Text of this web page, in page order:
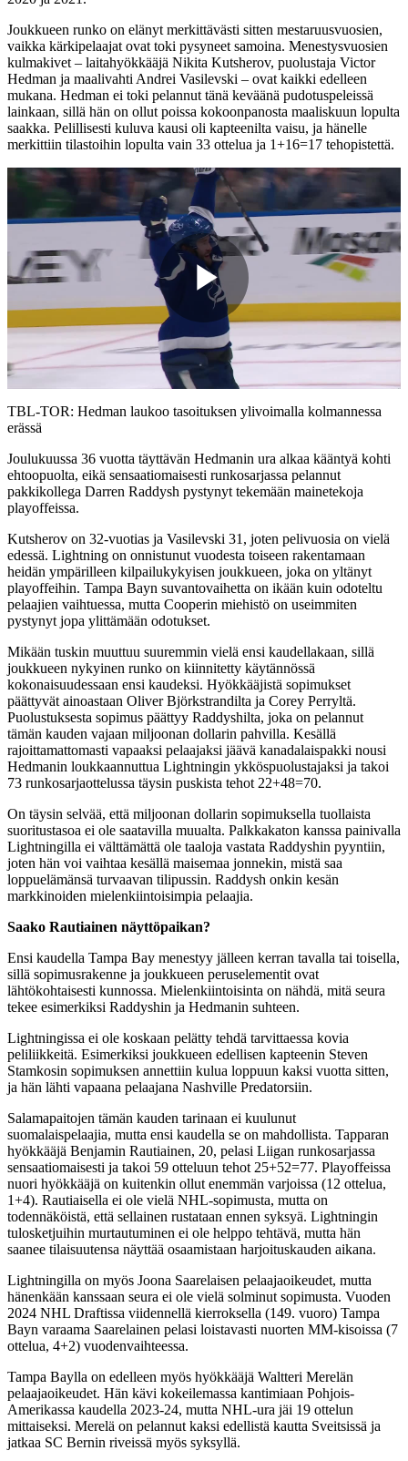
Joukkueen runko on elänyt merkittävästi sitten mestaruusvuosien,
vaikka kärkipelaajat ovat toki pysyneet samoina. Menestysvuosien
kulmakivet – laitahyökkääjä Nikita Kutsherov, puolustaja Victor
Hedman ja maalivahti Andrei Vasilevski – ovat kaikki edelleen
mukana. Hedman ei toki pelannut tänä keväänä pudotuspeleissä
lainkaan, sillä hän on ollut poissa kokoonpanosta maaliskuun lopulta
saakka. Pelillisesti kuluva kausi oli kapteenilta vaisu, ja hänelle
merkittiin tilastoihin lopulta vain 33 ottelua ja 1+16=17 tehopistettä.
Play
Video
TBL-TOR: Hedman laukoo tasoituksen ylivoimalla kolmannessa
erässä
Joulukuussa 36 vuotta täyttävän Hedmanin ura alkaa kääntyä kohti
ehtoopuolta, eikä sensaatiomaisesti runkosarjassa pelannut
pakkikollega Darren Raddysh pystynyt tekemään mainetekoja
playoffeissa.
Kutsherov on 32-vuotias ja Vasilevski 31, joten pelivuosia on vielä
edessä. Lightning on onnistunut vuodesta toiseen rakentamaan
heidän ympärilleen kilpailukykyisen joukkueen, joka on yltänyt
playoffeihin. Tampa Bayn suvantovaihetta on ikään kuin odoteltu
pelaajien vaihtuessa, mutta Cooperin miehistö on useimmiten
pystynyt jopa ylittämään odotukset.
Mikään tuskin muuttuu suuremmin vielä ensi kaudellakaan, sillä
joukkueen nykyinen runko on kiinnitetty käytännössä
kokonaisuudessaan ensi kaudeksi. Hyökkääjistä sopimukset
päättyvät ainoastaan Oliver Björkstrandilta ja Corey Perryltä.
Puolustuksesta sopimus päättyy Raddyshilta, joka on pelannut
tämän kauden vajaan miljoonan dollarin pahvilla. Kesällä
rajoittamattomasti vapaaksi pelaajaksi jäävä kanadalaispakki nousi
Hedmanin loukkaannuttua Lightningin ykköspuolustajaksi ja takoi
73 runkosarjaottelussa täysin puskista tehot 22+48=70.
On täysin selvää, että miljoonan dollarin sopimuksella tuollaista
suoritustasoa ei ole saatavilla muualta. Palkkakaton kanssa painivalla
Lightningilla ei välttämättä ole taaloja vastata Raddyshin pyyntiin,
joten hän voi vaihtaa kesällä maisemaa jonnekin, mistä saa
loppuelämänsä turvaavan tilipussin. Raddysh onkin kesän
markkinoiden mielenkiintoisimpia pelaajia.
Saako Rautiainen näyttöpaikan?
Ensi kaudella Tampa Bay menestyy jälleen kerran tavalla tai toisella,
sillä sopimusrakenne ja joukkueen peruselementit ovat
lähtökohtaisesti kunnossa. Mielenkiintoisinta on nähdä, mitä seura
tekee esimerkiksi Raddyshin ja Hedmanin suhteen.
Lightningissa ei ole koskaan pelätty tehdä tarvittaessa kovia
peliliikkeitä. Esimerkiksi joukkueen edellisen kapteenin Steven
Stamkosin sopimuksen annettiin kulua loppuun kaksi vuotta sitten,
ja hän lähti vapaana pelaajana Nashville Predatorsiin.
Salamapaitojen tämän kauden tarinaan ei kuulunut
suomalaispelaajia, mutta ensi kaudella se on mahdollista. Tapparan
hyökkääjä Benjamin Rautiainen, 20, pelasi Liigan runkosarjassa
sensaatiomaisesti ja takoi 59 otteluun tehot 25+52=77. Playoffeissa
nuori hyökkääjä on kuitenkin ollut enemmän varjoissa (12 ottelua,
1+4). Rautiaisella ei ole vielä NHL-sopimusta, mutta on
todennäköistä, että sellainen rustataan ennen syksyä. Lightningin
tulosketjuihin murtautuminen ei ole helppo tehtävä, mutta hän
saanee tilaisuutensa näyttää osaamistaan harjoituskauden aikana.
Lightningilla on myös Joona Saarelaisen pelaajaoikeudet, mutta
hänenkään kanssaan seura ei ole vielä solminut sopimusta. Vuoden
2024 NHL Draftissa viidennellä kierroksella (149. vuoro) Tampa
Bayn varaama Saarelainen pelasi loistavasti nuorten MM-kisoissa (7
ottelua, 4+2) vuodenvaihteessa.
Tampa Baylla on edelleen myös hyökkääjä Waltteri Merelän
pelaajaoikeudet. Hän kävi kokeilemassa kantimiaan Pohjois-
Amerikassa kaudella 2023-24, mutta NHL-ura jäi 19 ottelun
mittaiseksi. Merelä on pelannut kaksi edellistä kautta Sveitsissä ja
jatkaa SC Bernin riveissä myös syksyllä.